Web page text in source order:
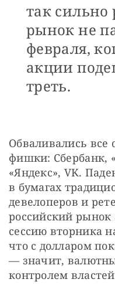
так сильно
рынок не
февраля,
акции
треть.
Обваливались все
фишки: Сбербанк,
«Яндекс», VK.
в бумагах
девелоперов и
российский
сессию вторника
что с долларом
— значит,
контролем